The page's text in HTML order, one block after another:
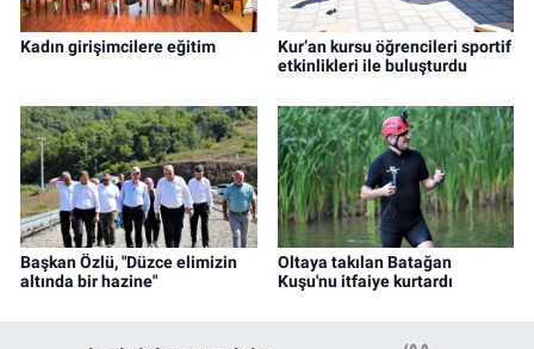
Kadın girişimcilere eğitim
Kur’an kursu öğrencileri sportif
etkinlikleri ile buluşturdu
Başkan Özlü, "Düzce elimizin
altında bir hazine"
Oltaya takılan Batağan
Kuşu'nu itfaiye kurtardı